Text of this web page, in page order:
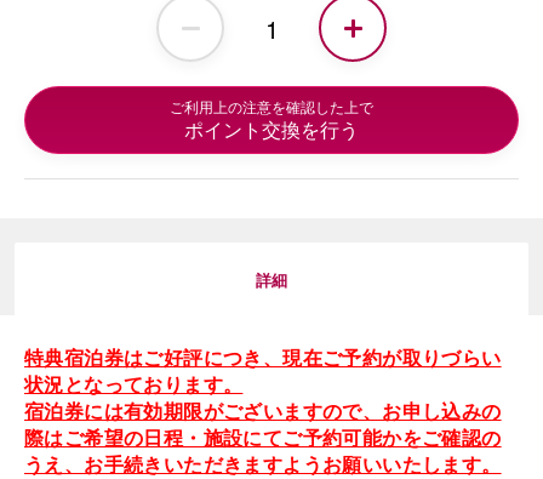
ご利用上の注意を確認した上で
ポイント交換を行う
詳細
特典宿泊券はご好評につき、現在ご予約が取りづらい
状況となっております。
宿泊券には有効期限がございますので、お申し込みの
際はご希望の日程・施設にてご予約可能かをご確認の
うえ、お手続きいただきますようお願いいたします。